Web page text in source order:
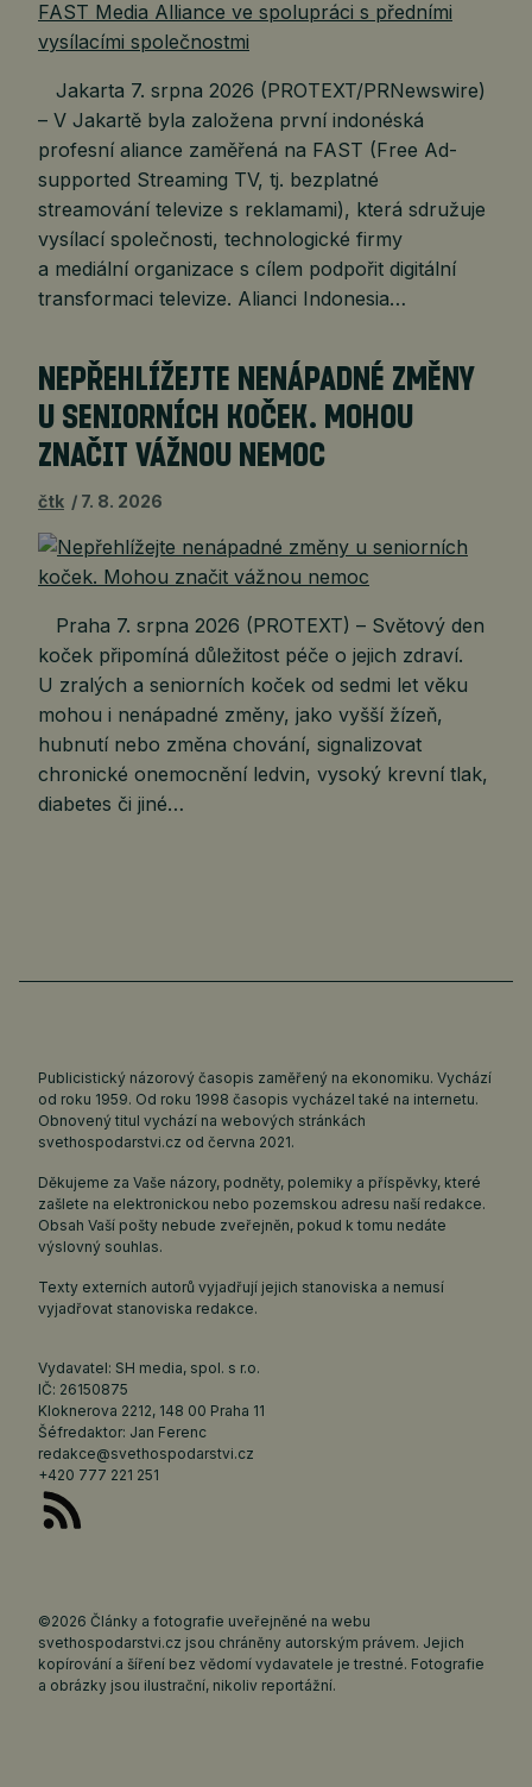
Jakarta 7. srpna 2026 (PROTEXT/PRNewswire)
– V Jakartě byla založena první indonéská
profesní aliance zaměřená na FAST (Free Ad-
supported Streaming TV, tj. bezplatné
streamování televize s reklamami), která sdružuje
vysílací společnosti, technologické firmy
a mediální organizace s cílem podpořit digitální
transformaci televize. Alianci Indonesia…
NEPŘEHLÍŽEJTE NENÁPADNÉ ZMĚNY
U SENIORNÍCH KOČEK. MOHOU
ZNAČIT VÁŽNOU NEMOC
čtk 7. 8. 2026
Praha 7. srpna 2026 (PROTEXT) – Světový den
koček připomíná důležitost péče o jejich zdraví.
U zralých a seniorních koček od sedmi let věku
mohou i nenápadné změny, jako vyšší žízeň,
hubnutí nebo změna chování, signalizovat
chronické onemocnění ledvin, vysoký krevní tlak,
diabetes či jiné…
Publicistický názorový časopis zaměřený na ekonomiku. Vychází
od roku 1959. Od roku 1998 časopis vycházel také na internetu.
Obnovený titul vychází na webových stránkách
svethospodarstvi.cz od června 2021.
Děkujeme za Vaše názory, podněty, polemiky a příspěvky, které
zašlete na elektronickou nebo pozemskou adresu naší redakce.
Obsah Vaší pošty nebude zveřejněn, pokud k tomu nedáte
výslovný souhlas.
Texty externích autorů vyjadřují jejich stanoviska a nemusí
vyjadřovat stanoviska redakce.
Vydavatel: SH media, spol. s r.o.
IČ: 26150875
Kloknerova 2212, 148 00 Praha 11
Šéfredaktor: Jan Ferenc
redakce@svethospodarstvi.cz
+420 777 221 251
©2026 Články a fotografie uveřejněné na webu
svethospodarstvi.cz jsou chráněny autorským právem. Jejich
kopírování a šíření bez vědomí vydavatele je trestné. Fotografie
a obrázky jsou ilustrační, nikoliv reportážní.